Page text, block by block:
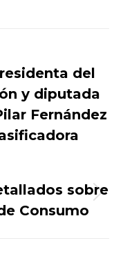
del
y diputada
Fernández
sobre
Consumo